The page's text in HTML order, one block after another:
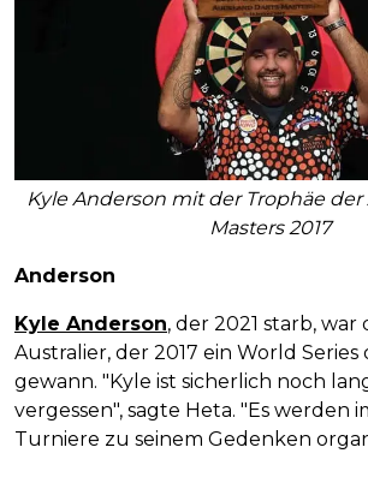
Kyle Anderson mit der Trophäe
Masters 2017
Anderson
Kyle Anderson, der 2021 starb, war
Australier, der 2017 ein World
gewann. "Kyle ist sicherlich noch
vergessen", sagte Heta. "Es werden
Turniere zu seinem Gedenken